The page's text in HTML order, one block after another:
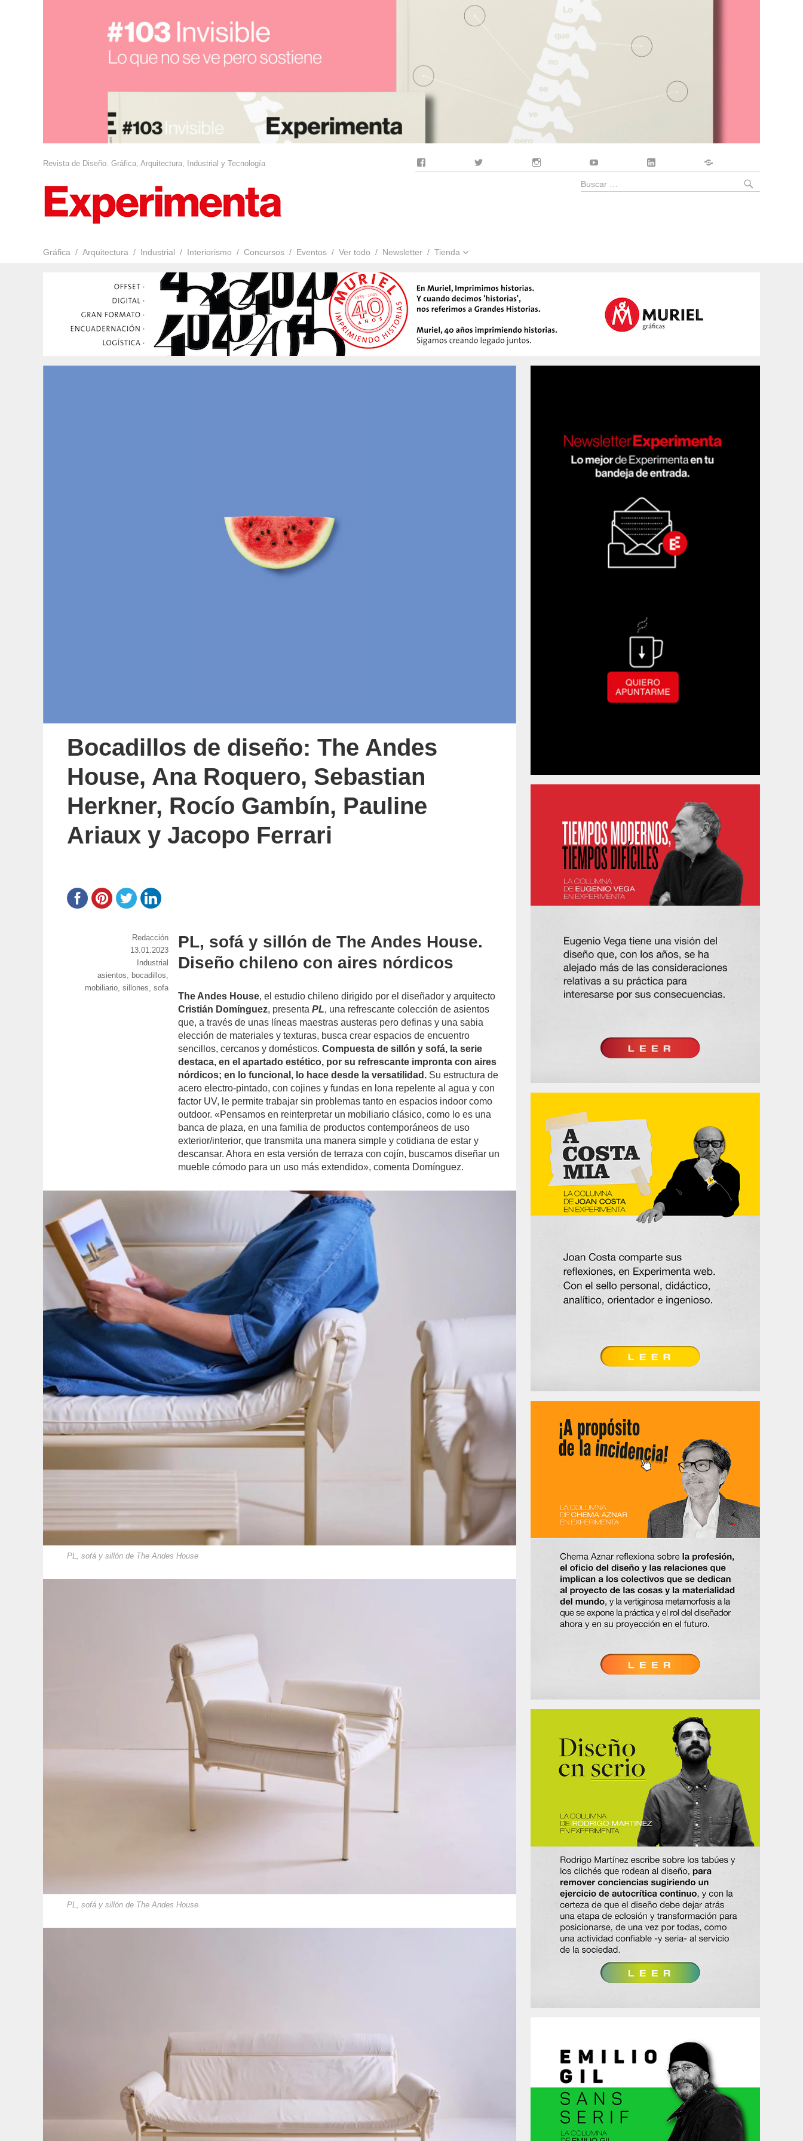
Revista de Diseño. Gráfica, Arquitectura, Industrial y Tecnología
Gráfica Arquitectura Industrial Interiorismo Concursos Eventos Ver todo Newsletter Tienda
Buscar
Bocadillos de diseño: The Andes
House, Ana Roquero, Sebastian
Herkner, Rocío Gambín, Pauline
Ariaux y Jacopo Ferrari
PL, sofá y sillón de The Andes House.
Diseño chileno con aires nórdicos
The Andes House, el estudio chileno dirigido por el diseñador y arquitecto
Cristián Domínguez, presentaPL, una refrescante colección de asientos
que, a través de unas líneas maestras austeras pero definas y una sabia
elección de materiales y texturas, busca crear espacios de encuentro
sencillos, cercanos y domésticos.Compuesta de sillón y sofá, la serie
destaca, en el apartado estético, por su refrescante impronta con aires
nórdicos; en lo funcional, lo hace desde la versatilidad. Su estructura de
acero electro-pintado, con cojines y fundas en lona repelente al agua y con
factor UV, le permite trabajar sin problemas tanto en espacios indoor como
outdoor. «Pensamos en reinterpretar un mobiliario clásico, como lo es una
banca de plaza, en una familia de productos contemporáneos de uso
exterior/interior, que transmita una manera simple y cotidiana de estar y
descansar. Ahora en esta versión de terraza con cojín, buscamos diseñar un
mueble cómodo para un uso más extendido», comenta Domínguez.
PL, sofá y sillón de The Andes House
PL, sofá y sillón de The Andes House
https://www.experimenta.es/author/redaccion/
Redacción
Publicado
13.01.2023
Categorías
Industrial
Etiquetas
asientos, bocadillos,
mobiliario,sillones,sofa